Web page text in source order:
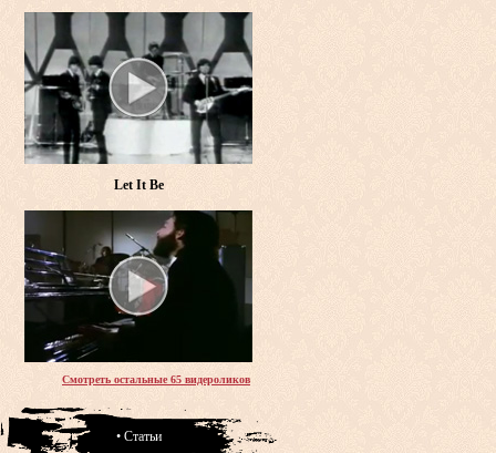
Let It Be
Смотреть остальные 65 видероликов
• Статьи